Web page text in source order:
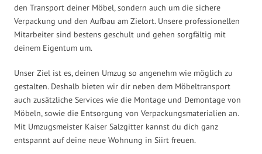
den Transport deiner Möbel, sondern auch um die sichere
Verpackung und den Aufbau am Zielort. Unsere professionellen
Mitarbeiter sind bestens geschult und gehen sorgfältig mit
deinem Eigentum um.
Unser Ziel ist es, deinen Umzug so angenehm wie möglich zu
gestalten. Deshalb bieten wir dir neben dem Möbeltransport
auch zusätzliche Services wie die Montage und Demontage von
Möbeln, sowie die Entsorgung von Verpackungsmaterialien an.
Mit Umzugsmeister Kaiser Salzgitter kannst du dich ganz
entspannt auf deine neue Wohnung in Siirt freuen.